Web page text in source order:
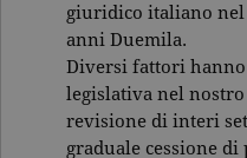
giuridico italiano
anni Duemila.
Diversi fattori
legislativa nel
revisione di interi
graduale cessione di